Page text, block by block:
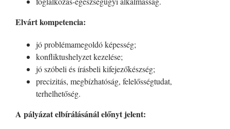
Elvárt kompetencia:
jó problémamegoldó képesség;
konfliktushelyzet kezelése;
jó szóbeli és írásbeli kifejezőkészség;
precizitás, megbízhatóság, felelősségtudat,
terhelhetőség.
A pályázat elbírálásánál előnyt jelent: